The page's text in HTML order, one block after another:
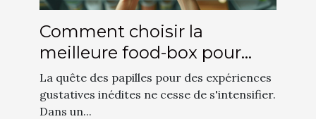
Comment choisir la
meilleure food-box pour
découvrir des saveurs
uniques
La quête des papilles pour des expériences
gustatives inédites ne cesse de s'intensifier.
Dans un...